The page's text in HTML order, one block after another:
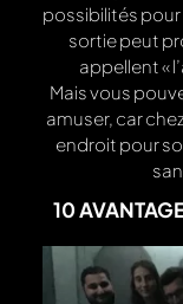
possibilités pour
sortie peut
appellent «
Mais vous
amuser, car
endroit pour
10